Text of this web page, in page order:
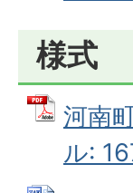
様式
河南
ル: